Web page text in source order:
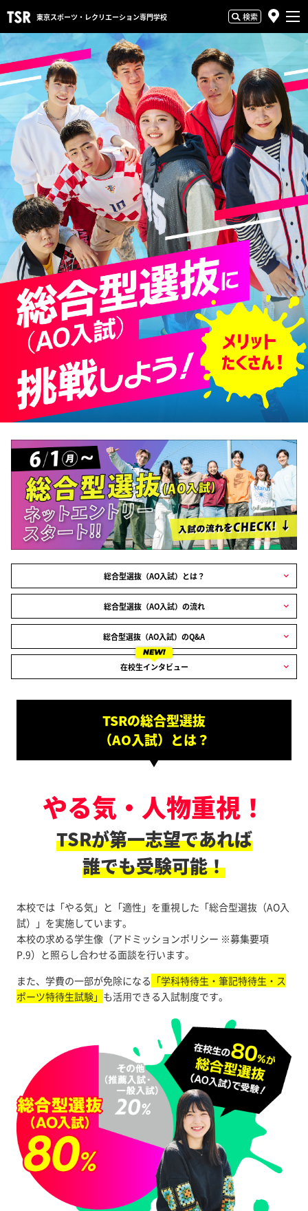
東京スポーツ・ レクリエーション専門学校 検索
総合型選抜（AO入試）とは？
総合型選抜（AO入試）の流れ
総合型選抜（AO入試）のQ&A
NEW!
在校生インタビュー
TSRの総合型選抜
（AO入試）とは？
やる気・⼈物重視！
TSRが第⼀志望であれば
誰でも受験可能！
本校では「やる気」と「適性」を重視した「総合型選抜（AO入
試）」を実施しています。
本校の求める学生像（アドミッションポリシー ※募集要項
P.9）と照らし合わせる面談を行います。
また、学費の一部が免除になる 「学科特待生・筆記特待生・ス
ポーツ特待生試験」 も活⽤できる入試制度です。